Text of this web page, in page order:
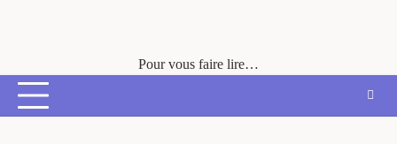
Pour vous faire lire…